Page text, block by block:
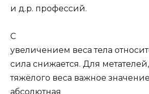
и д.р. профессий.
С
увеличением веса тела
сила снижается. Для
тяжёлого веса важное
абсолютная